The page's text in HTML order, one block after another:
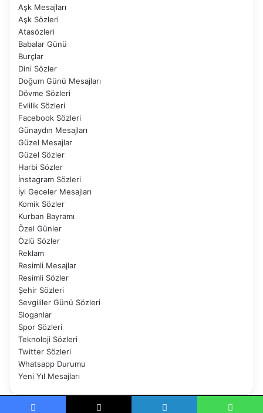
Aşk Mesajları
Aşk Sözleri
Atasözleri
Babalar Günü
Burçlar
Dini Sözler
Doğum Günü Mesajları
Dövme Sözleri
Evlilik Sözleri
Facebook Sözleri
Günaydın Mesajları
Güzel Mesajlar
Güzel Sözler
Harbi Sözler
İnstagram Sözleri
İyi Geceler Mesajları
Komik Sözler
Kurban Bayramı
Özel Günler
Özlü Sözler
Reklam
Resimli Mesajlar
Resimli Sözler
Şehir Sözleri
Sevgililer Günü Sözleri
Sloganlar
Spor Sözleri
Teknoloji Sözleri
Twitter Sözleri
Whatsapp Durumu
Yeni Yıl Mesajları